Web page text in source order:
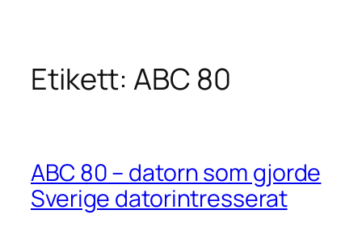
Etikett:ABC 80
ABC 80 – datorn som gjorde
Sverige datorintresserat